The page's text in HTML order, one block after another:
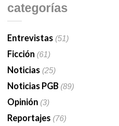
categorías
Entrevistas (51)
Ficción (61)
Noticias (25)
Noticias PGB(89)
Opinión (3)
Reportajes (76)